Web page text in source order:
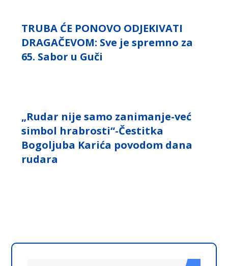
TRUBA ĆE PONOVO ODJEKIVATI
DRAGAČEVOM: Sve je spremno za
65. Sabor u Guči
„Rudar nije samo zanimanje-već
simbol hrabrosti“-Čestitka
Bogoljuba Karića povodom dana
rudara